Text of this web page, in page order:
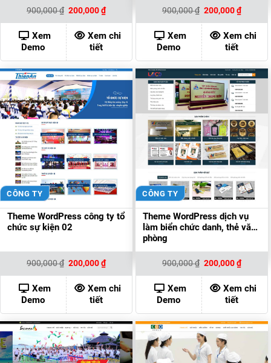
900,000₫ Giá
là:
900,000 ₫.
200,000₫Giá
hiện
tại
là:
200,000 ₫.
Xem
Demo
Xem chi
tiết
900,000₫ Giá
là:
900,000 ₫.
200,000₫Giá
hiện
tại
là:
Xem
Demo
Xem chi
tiết
CÔNG TY
Theme WordPress công ty tổ
chức sự kiện 02
900,000₫ Giá
là:
900,000 ₫.
200,000₫Giá
hiện
tại
là:
200,000 ₫.
Xem
Demo
Xem chi
tiết
CÔNG TY
Theme WordPress dịch vụ
làm biển chức danh, thẻ văn
phòng
900,000₫ Giá
là:
900,000 ₫.
200,000₫Giá
hiện
tại
là:
Xem
Demo
Xem chi
tiết